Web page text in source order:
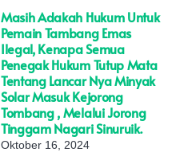
Masih Adakah Hukum Untuk
Pemain Tambang Emas
Ilegal, Kenapa Semua
Penegak Hukum Tutup Mata
Tentang Lancar Nya Minyak
Solar Masuk Kejorong
Tombang , Melalui Jorong
Tinggam Nagari Sinuruik.
Oktober 16, 2024